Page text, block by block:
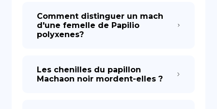
DE
Comment distinguer un mach
d'une femelle de Papilio
polyxenes?
Les chenilles du papillon
Machaon noir mordent-elles ?